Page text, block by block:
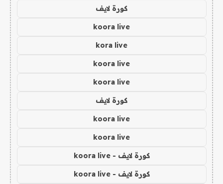
كورة لايف
koora live
kora live
koora live
koora live
كورة لايف
koora live
koora live
كورة لايف - koora live
كورة لايف - koora live